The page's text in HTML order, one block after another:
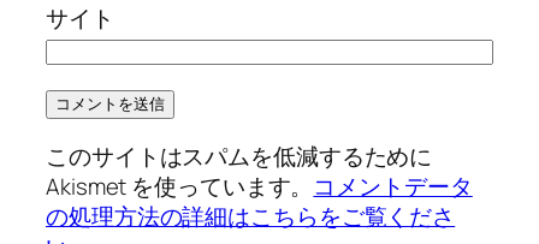
サイト
このサイトはスパムを低減するために
Akismet を使っています。 コメントデータ
の処理方法の詳細はこちらをご覧くださ